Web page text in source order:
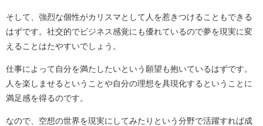
そして、強烈な個性がカリスマとして人を惹きつけることもできる
はずです。社交的でビジネス感覚にも優れているので夢を現実に変
えることはたやすいでしょう。
仕事によって自分を満たしたいという願望も抱いているはずです。
人を楽しませるということや自分の理想を具現化するということに
満足感を得るのです。
なので、空想の世界を現実にしてみたりという分野で活躍すれば成